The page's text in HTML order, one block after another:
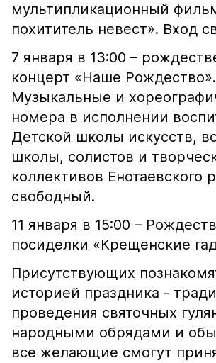
мультипликационный
похититель невест». Вход
7 января в 13:00 –
концерт «Наше Рождество».
Музыкальные и
номера в исполнении
Детской школы искусств,
школы, солистов и
коллективов Енотаевского
свободный.
11 января в 15:00 –
посиделки «Крещенские
Присутствующих
историей праздника -
проведения святочных
народными обрядами и
все желающие смогут